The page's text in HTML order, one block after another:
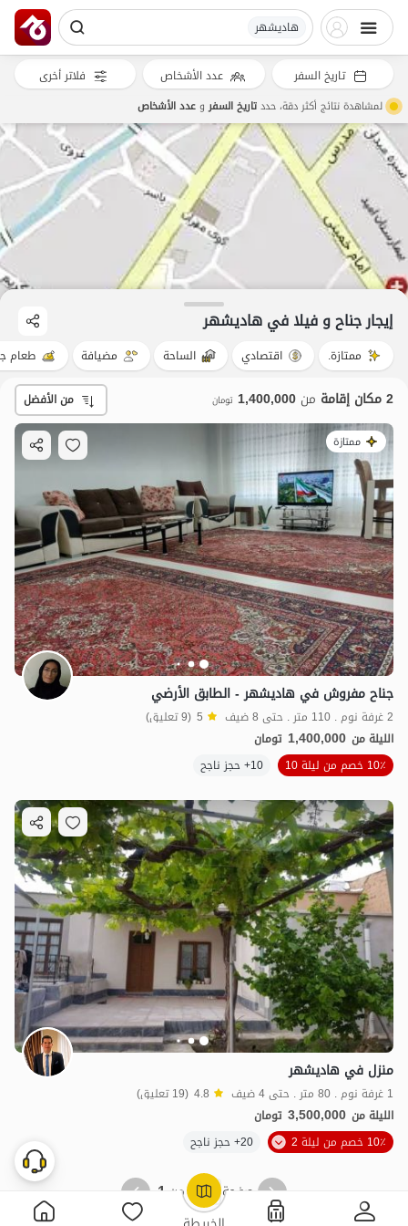
هادیشهر
1.4مليون ت 5
OpenStreetMap
إيجار جناح و فيلا في هادیشهر
ممتازة. اقتصادي الساحة مضيافة طعام
2 مكان إقامة من 1,400,000 تومان من الأفضل
ممتازة
جناح مفروش في هاديشهر - الطابق الأرضي
2 غرفة نوم . 110 متر . حتى 8 ضيف 5 (9 تعليق)
الليلة من 1,400,000 تومان
10٪ خصم من ليلة 10
10+ حجز ناجح
منزل في هاديشهر
1 غرفة نوم . 80 متر . حتى 4 ضيف 4.8 (19 تعليق)
الليلة من 3,500,000 تومان
10٪ خصم من ليلة 2
20+ حجز ناجح
صفحة 1 من 1
تاريخ السفر عدد الأشخاص فلاتر أخرى
لمشاهدة نتائج أكثر دقة، حددتاريخ السفروعدد الأشخاص